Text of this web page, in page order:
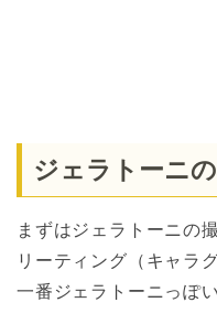
ジェラトーニ
まずはジェラトーニの
リーティング（キャラ
一番ジェラトーニっぽ